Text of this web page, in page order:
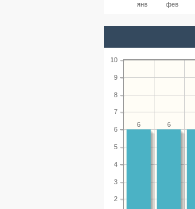
янв фев
2
3
4
5
6
7
8
9
10
6
6